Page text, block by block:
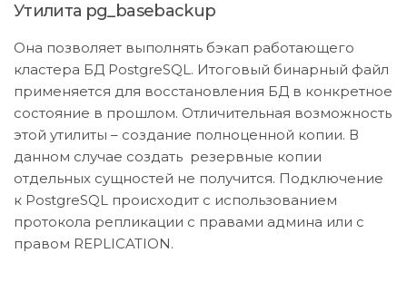
Утилита pg_basebackup
Она позволяет выполнять бэкап работающего
кластера БД PostgreSQL. Итоговый бинарный файл
применяется для восстановления БД в конкретное
состояние в прошлом. Отличительная возможность
этой утилиты – создание полноценной копии. В
данном случае создать резервные копии
отдельных сущностей не получится. Подключение
к PostgreSQL происходит с использованием
протокола репликации с правами админа или с
правом REPLICATION.